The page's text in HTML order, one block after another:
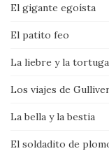
El gigante egoísta
El patito feo
La liebre y la tortuga
Los viajes de
La bella y la bestia
El soldadito de